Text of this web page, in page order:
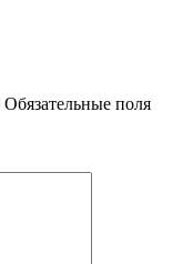
Обязательные поля